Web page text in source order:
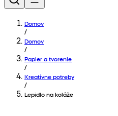
Domov
/
Domov
/
Papier a tvorenie
/
Kreatívne potreby
/
Lepidlo na koláže